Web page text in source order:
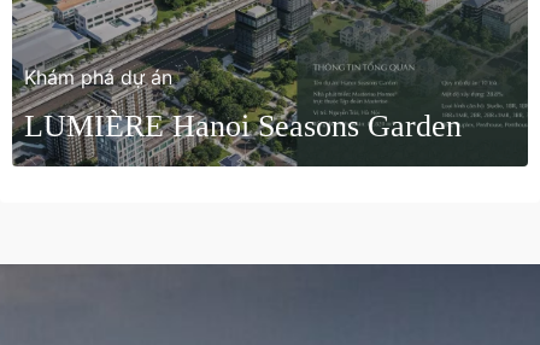
Khám phá dự án
LUMIÈRE Hanoi Seasons Garden